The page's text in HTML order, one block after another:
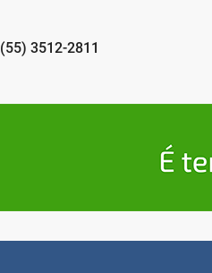
(55) 3512-2811